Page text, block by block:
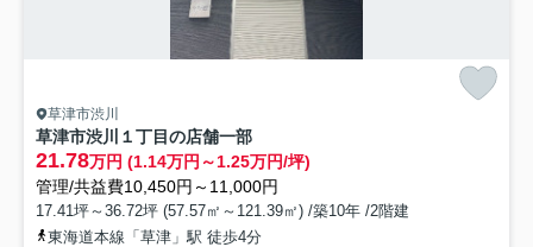
草津市渋川
草津市渋川１丁目の店舗一部
21.78万円 (1.14万円～1.25万円/坪)
管理/共益費10,450円～11,000円
17.41坪～36.72坪 (57.57㎡～121.39㎡) /築10年 /2階建
東海道本線「草津」駅 徒歩4分